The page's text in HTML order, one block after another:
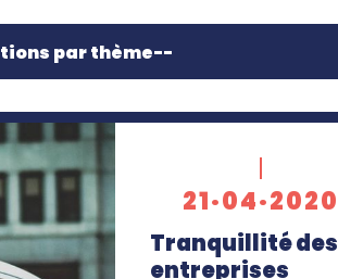
21·04·2020
Tranquillité des
entreprises